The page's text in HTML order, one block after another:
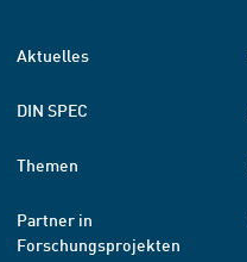
Aktuelles
DIN SPEC
Themen
Partner in
Forschungsprojekten